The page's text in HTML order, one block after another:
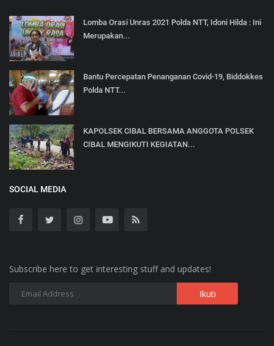
Lomba Orasi Unras 2021 Polda NTT, Idoni Hilda : Ini
Merupakan...
Bantu Percepatan Penanganan Covid-19, Biddokkes
Polda NTT...
KAPOLSEK CIBAL BERSAMA ANGGOTA POLSEK
CIBAL MENGIKUTI KEGIATAN...
SOCIAL MEDIA
Subscribe here to get interesting stuff and updates!